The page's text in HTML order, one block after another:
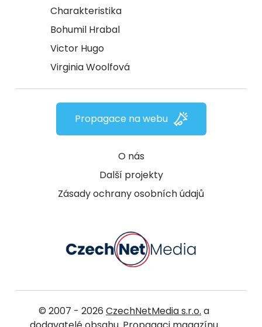
Charakteristika
Bohumil Hrabal
Victor Hugo
Virginia Woolfová
O nás
Další projekty
Zásady ochrany osobních údajů
Propagace na webu
© 2007 - 2026 CzechNetMedia s.r.o. a